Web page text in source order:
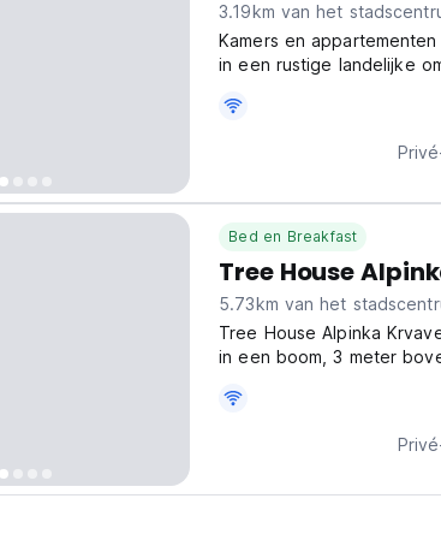
3.19km van het
Kamers en
in een rustige landelijke
uw vakantie in onze
Bed en Breakfast
Tree House
5.73km van het
Tree House Alpinka
in een boom, 3 meter